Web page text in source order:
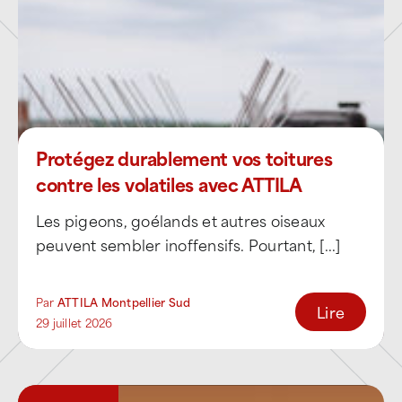
bâtiments commerciaux et artisanaux,
locaux d’activités et plateformes
logistiques,
structures professionnelles en zone
périurbaine.
Chaque mission débute par undiagnostic
technique adaptée au bâtiment, à son usage
et à son environnement.
Un périmètre d’intervention
stratégique au sud de Montpellier
Protégez durablement vos toitures
Montpellier Sud
Les pigeons, goélands et autres oiseaux
ParATTILA Montpellier Sud
Lire